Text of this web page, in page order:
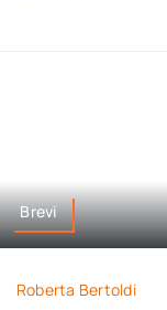
Brevi
Roberta Bertoldi